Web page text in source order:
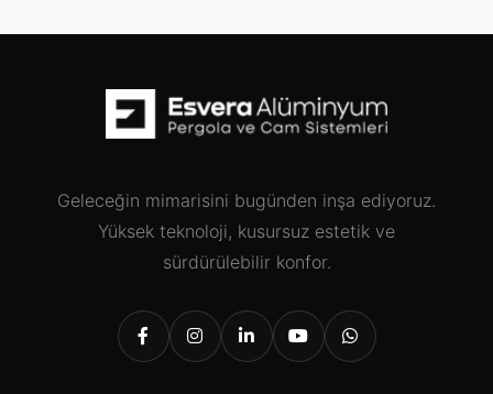
Geleceğin mimarisini bugünden inşa ediyoruz.
Yüksek teknoloji, kusursuz estetik ve
sürdürülebilir konfor.